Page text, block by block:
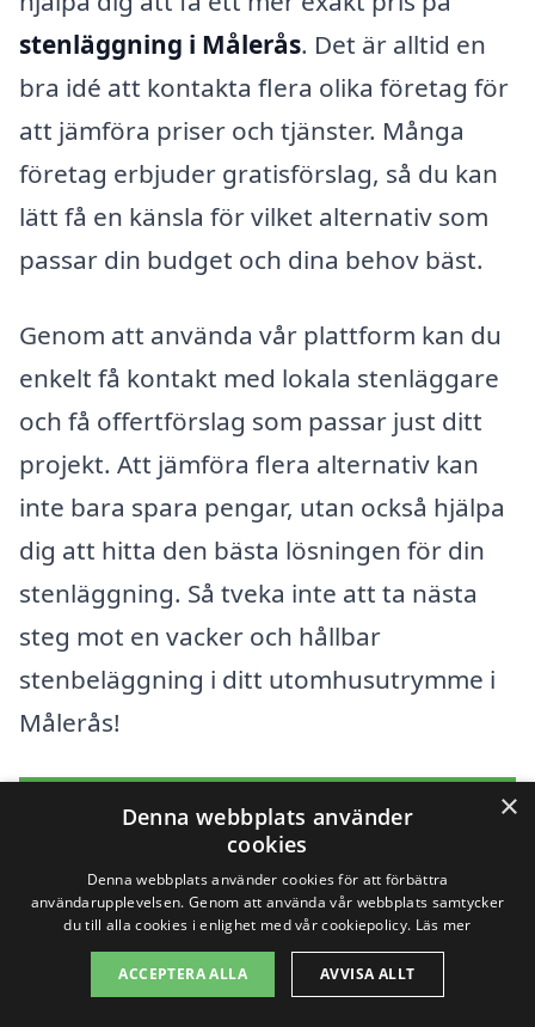
stenläggning i Målerås. Det är alltid en
bra idé att kontakta flera olika företag för
att jämföra priser och tjänster. Många
företag erbjuder gratisförslag, så du kan
lätt få en känsla för vilket alternativ som
passar din budget och dina behov bäst.
Genom att använda vår plattform kan du
enkelt få kontakt med lokala stenläggare
och få offertförslag som passar just ditt
projekt. Att jämföra flera alternativ kan
inte bara spara pengar, utan också hjälpa
dig att hitta den bästa lösningen för din
stenläggning. Så tveka inte att ta nästa
steg mot en vacker och hållbar
stenbeläggning i ditt utomhusutrymme i
Målerås!
Få 3 erbjudanden, gratis och utan
Sök efter en
×
Denna webbplats använder
cookies
Denna webbplats använder cookies för att förbättra
användarupplevelsen. Genom att använda vår webbplats samtycker
du till alla cookies i enlighet med vår cookiepolicy. Läs mer
ACCEPTERA ALLA AVVISA ALLT